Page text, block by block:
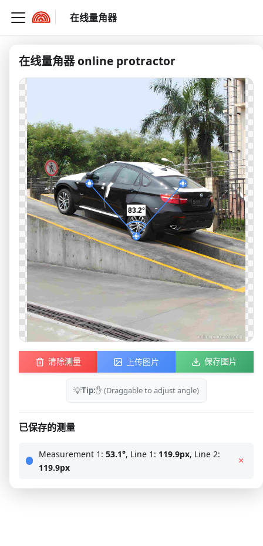
在线量角器
在线量角器 online protractor
💡Tip:✋ (Draggable to adjust angle)
清除测量 上传图片 保存图片
已保存的测量
Measurement 1:53.1°, Line 1: 119.9px, Line 2:
119.9px
×